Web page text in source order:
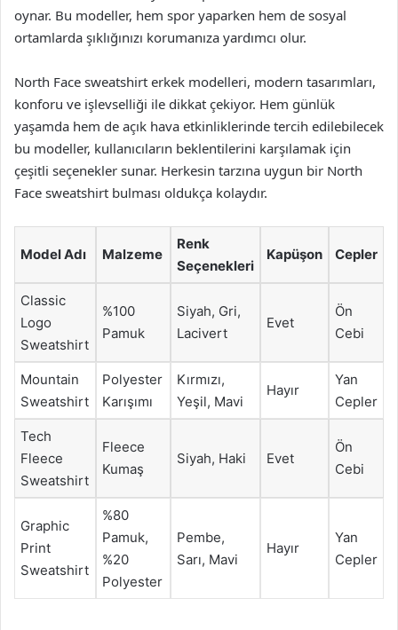
oynar. Bu modeller, hem spor yaparken hem de sosyal
ortamlarda şıklığınızı korumanıza yardımcı olur.
North Face sweatshirt erkek modelleri, modern tasarımları,
konforu ve işlevselliği ile dikkat çekiyor. Hem günlük
yaşamda hem de açık hava etkinliklerinde tercih edilebilecek
bu modeller, kullanıcıların beklentilerini karşılamak için
çeşitli seçenekler sunar. Herkesin tarzına uygun bir North
Face sweatshirt bulması oldukça kolaydır.
Model Adı Malzeme
Renk
Seçenekleri
Kapüşon Cepler
Classic
Logo
Sweatshirt
%100
Pamuk
Siyah, Gri,
Lacivert
Evet
Ön
Cebi
Mountain
Sweatshirt
Polyester
Karışımı
Kırmızı,
Yeşil, Mavi
Hayır
Yan
Cepler
Tech
Fleece
Sweatshirt
Fleece
Kumaş
Siyah, Haki Evet
Ön
Cebi
Graphic
Print
Sweatshirt
%80
Pamuk,
%20
Polyester
Pembe,
Sarı, Mavi
Hayır
Yan
Cepler